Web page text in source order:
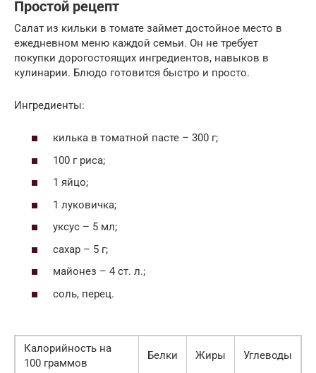
Простой рецепт
Салат из кильки в томате займет достойное место в
ежедневном меню каждой семьи. Он не требует
покупки дорогостоящих ингредиентов, навыков в
кулинарии. Блюдо готовится быстро и просто.
Ингредиенты:
килька в томатной пасте – 300 г;
100 г риса;
1 яйцо;
1 луковичка;
уксус – 5 мл;
сахар – 5 г;
майонез – 4 ст. л.;
соль, перец.
Калорийность на
100 граммов
Белки Жиры Углеводы